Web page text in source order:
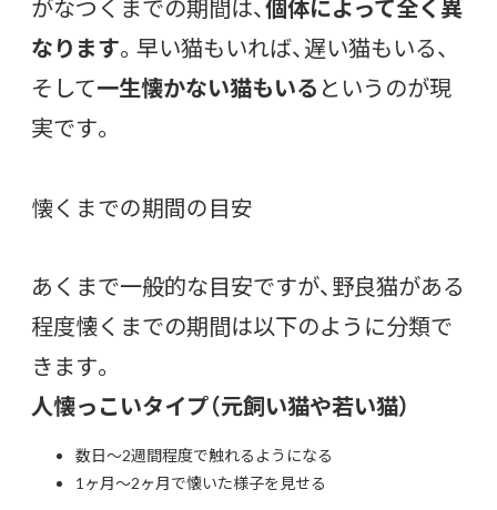
がなつくまでの期間は、個体によって全く異
なります。早い猫もいれば、遅い猫もいる、
そして一生懐かない猫もいる というのが現
実です。
懐くまでの期間の目安
あくまで一般的な目安ですが、野良猫がある
程度懐くまでの期間は以下のように分類で
きます。
人懐っこいタイプ（元飼い猫や若い猫）
数日～2週間程度で触れるようになる
1ヶ月～2ヶ月で懐いた様子を見せる